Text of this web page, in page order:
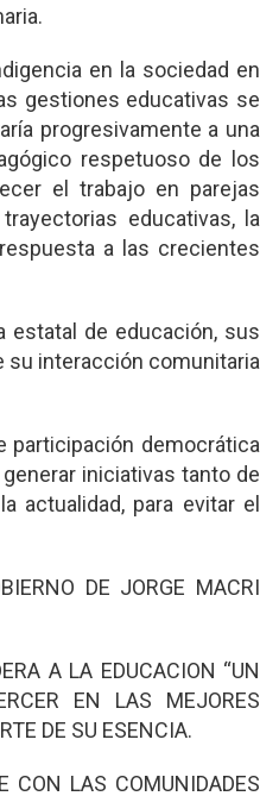
en la sociedad en
gestiones educativas se
progresivamente a una
respetuoso de los
el trabajo en parejas
educativas, la
a las crecientes
estatal de educación, sus
su interacción comunitaria
participación democrática
iniciativas tanto de
actualidad, para evitar el
DE JORGE MACRI
A LA EDUCACION “UN
EN LAS MEJORES
DE SU ESENCIA.
CON LAS COMUNIDADES